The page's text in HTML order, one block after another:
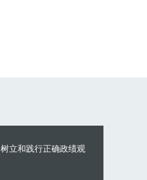
树立和践行正确政绩观